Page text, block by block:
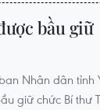
bầu giữ
Nhân dân tỉnh
giữ chức Bí thư